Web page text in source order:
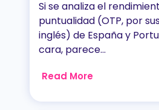
Si se analiza el
puntualidad (OTP, por
inglés) de España y
cara, parece...
Read More